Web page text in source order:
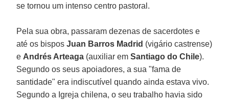
se tornou um intenso centro pastoral.
Pela sua obra, passaram dezenas de sacerdotes e
até os bisposJuan Barros Madrid (vigário castrense)
e Andrés Arteaga (auxiliar emSantiago do Chile).
Segundo os seus apoiadores, a sua "fama de
santidade" era indiscutível quando ainda estava vivo.
Segundo a Igreja chilena, o seu trabalho havia sido